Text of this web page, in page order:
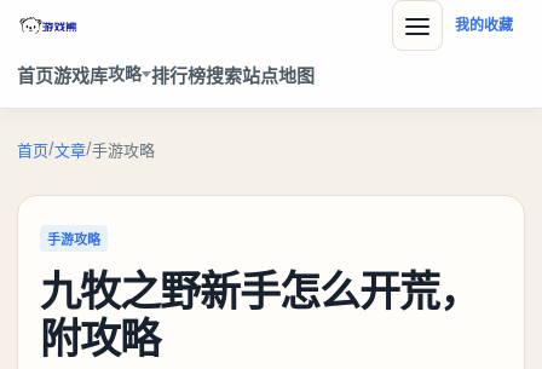
首页游戏库攻略 排行榜搜索站点地图
我的收藏
首页/文章/手游攻略
手游攻略
九牧之野新手怎么开荒，
附攻略